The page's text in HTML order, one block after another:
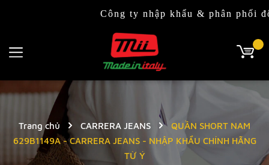
Công ty nhập khẩu & phân phối độc
Trang chủ CARRERA JEANS
QUẦN SHORT NAM
629B1149A - CARRERA JEANS - NHẬP KHẨU CHÍNH HÃNG
TỪ Ý